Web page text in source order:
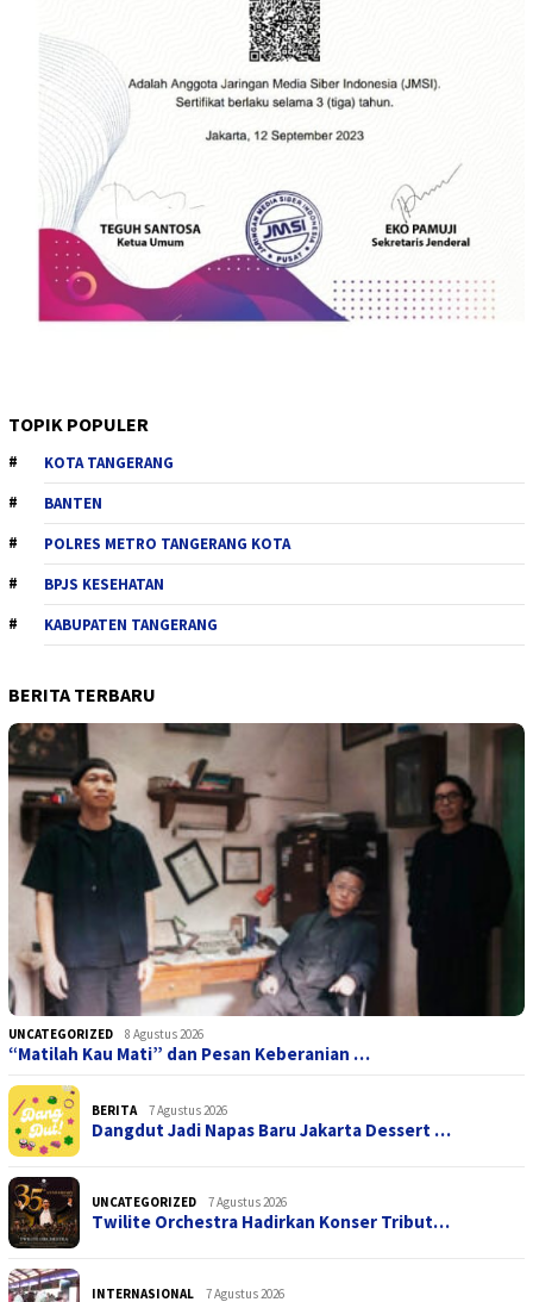
TOPIK POPULER
KOTA TANGERANG
BANTEN
POLRES METRO TANGERANG KOTA
BPJS KESEHATAN
KABUPATEN TANGERANG
BERITA TERBARU
UNCATEGORIZED 8 Agustus 2026
“Matilah Kau Mati” dan Pesan Keberanian …
BERITA 7 Agustus 2026
Dangdut Jadi Napas Baru Jakarta Dessert …
UNCATEGORIZED 7 Agustus 2026
Twilite Orchestra Hadirkan Konser Tribut…
INTERNASIONAL 7 Agustus 2026